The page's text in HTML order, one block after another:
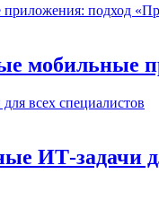
мобильные
ИТ-задачи